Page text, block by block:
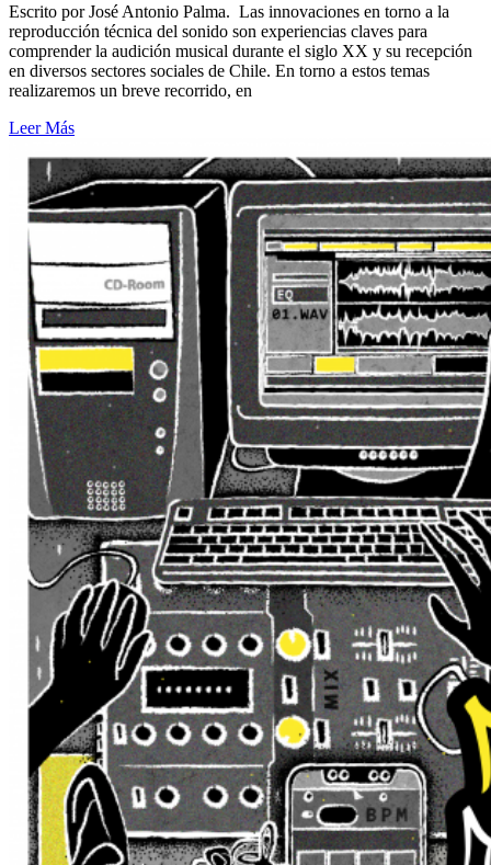
Escrito por José Antonio Palma. Las innovaciones en torno a la
reproducción técnica del sonido son experiencias claves para
comprender la audición musical durante el siglo XX y su recepción
en diversos sectores sociales de Chile. En torno a estos temas
realizaremos un breve recorrido, en
Leer Más